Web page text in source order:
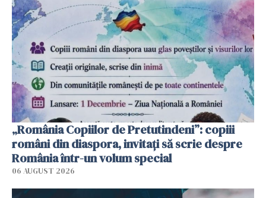
„România Copiilor de Pretutindeni”: copiii
români din diaspora, invitați să scrie despre
România într-un volum special
06 AUGUST 2026